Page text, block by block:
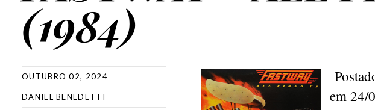
(1984)
OUTUBRO 02, 2024
DANIEL BENEDETTI
em 24/